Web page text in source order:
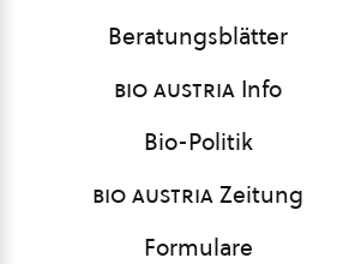
Beratungsblätter
bio austria Info
Bio-Politik
bio austriaZeitung
Formulare